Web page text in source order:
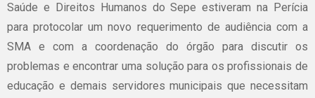
Saúde e Direitos Humanos do Sepe estiveram na Perícia
para protocolar um novo requerimento de audiência com a
SMA e com a coordenação do órgão para discutir os
problemas e encontrar uma solução para os profissionais de
educação e demais servidores municipais que necessitam